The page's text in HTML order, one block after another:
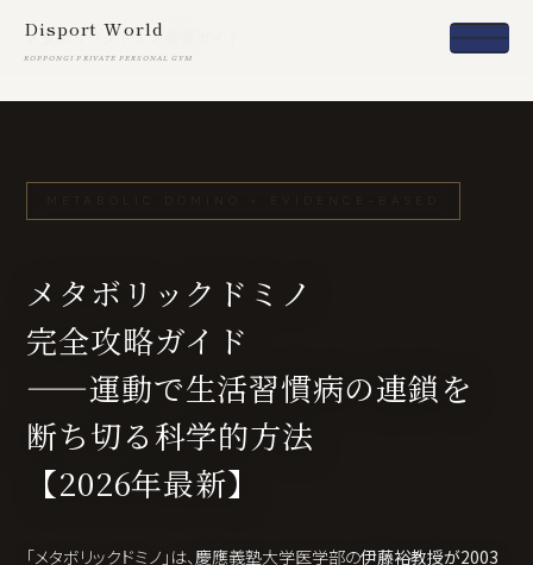
Disport World
ROPPONGI PRIVATE PERSONAL GYM
メタボリックドミノ改善ガイド
メタボリックドミノ
完全攻略ガイド
——運動で生活習慣病の連鎖を
断ち切る科学的方法
【2026年最新】
「メタボリックドミノ」は、慶應義塾大学医学部の伊藤裕教授が2003